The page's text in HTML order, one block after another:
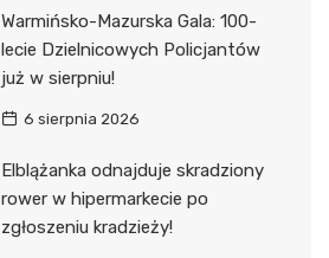
Warmińsko-Mazurska Gala: 100-
lecie Dzielnicowych Policjantów
już w sierpniu!
6 sierpnia 2026
Elblążanka odnajduje skradziony
rower w hipermarkecie po
zgłoszeniu kradzieży!